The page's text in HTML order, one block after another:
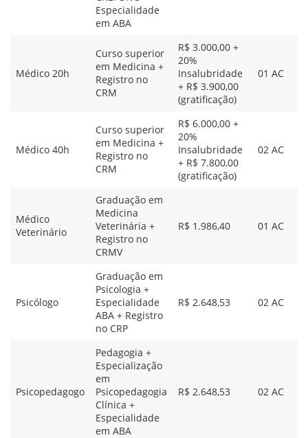
Especialidade
em ABA
Médico 20h
Curso superior
em Medicina +
Registro no
CRM
R$ 3.000,00 +
20%
Insalubridade
+ R$ 3.900,00
(gratificação)
01 AC
Médico 40h
Curso superior
em Medicina +
Registro no
CRM
R$ 6.000,00 +
20%
Insalubridade
+ R$ 7.800,00
(gratificação)
02 AC
Médico
Veterinário
Graduação em
Medicina
Veterinária +
Registro no
CRMV
R$ 1.986,40 01 AC
Psicólogo
Graduação em
Psicologia +
Especialidade
ABA + Registro
no CRP
R$ 2.648,53 02 AC
Psicopedagogo
Pedagogia +
Especialização
em
Psicopedagogia
Clínica +
Especialidade
em ABA
R$ 2.648,53 02 AC